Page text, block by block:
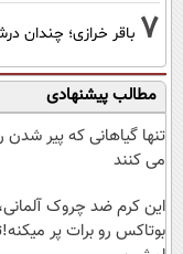
7 باقر خرازی؛ چندان
مطالب پیشنهادی
تنها گیاهانی که پیر
می کنند
این کرم ضد چروک
بوتاکس رو برات پر